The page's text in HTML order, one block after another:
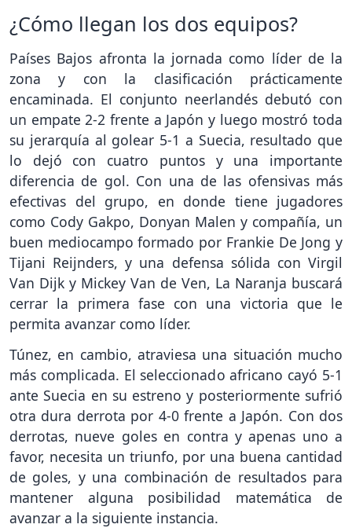
¿Cómo llegan los dos equipos?
Países Bajos afronta la jornada como líder de la
zona y con la clasificación prácticamente
encaminada. El conjunto neerlandés debutó con
un empate 2-2 frente a Japón y luego mostró toda
su jerarquía al golear 5-1 a Suecia, resultado que
lo dejó con cuatro puntos y una importante
diferencia de gol. Con una de las ofensivas más
efectivas del grupo, en donde tiene jugadores
como Cody Gakpo, Donyan Malen y compañía, un
buen mediocampo formado por Frankie De Jong y
Tijani Reijnders, y una defensa sólida con Virgil
Van Dijk y Mickey Van de Ven, La Naranja buscará
cerrar la primera fase con una victoria que le
permita avanzar como líder.
Túnez, en cambio, atraviesa una situación mucho
más complicada. El seleccionado africano cayó 5-1
ante Suecia en su estreno y posteriormente sufrió
otra dura derrota por 4-0 frente a Japón. Con dos
derrotas, nueve goles en contra y apenas uno a
favor, necesita un triunfo, por una buena cantidad
de goles, y una combinación de resultados para
mantener alguna posibilidad matemática de
avanzar a la siguiente instancia.